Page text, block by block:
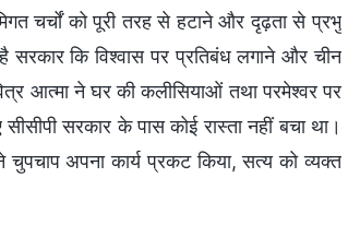
चर्चों को पूरी तरह से हटाने और दृढ़ता से प्रभु
सरकार कि विश्वास पर प्रतिबंध लगाने और चीन
आत्मा ने घर की कलीसियाओं तथा परमेश्वर पर
सरकार के पास कोई रास्ता नहीं बचा था।
अपना कार्य प्रकट किया, सत्य को व्यक्त